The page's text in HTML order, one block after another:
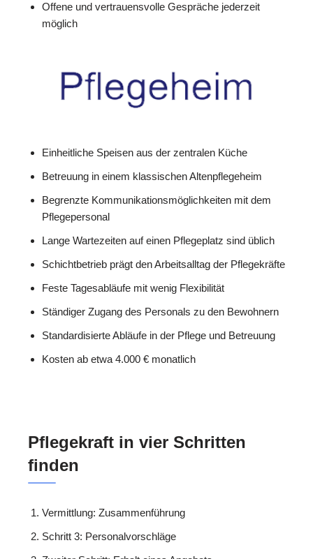
Offene und vertrauensvolle Gespräche jederzeit
möglich
Einheitliche Speisen aus der zentralen Küche
Betreuung in einem klassischen Altenpflegeheim
Begrenzte Kommunikationsmöglichkeiten mit dem
Pflegepersonal
Lange Wartezeiten auf einen Pflegeplatz sind üblich
Schichtbetrieb prägt den Arbeitsalltag der Pflegekräfte
Feste Tagesabläufe mit wenig Flexibilität
Ständiger Zugang des Personals zu den Bewohnern
Standardisierte Abläufe in der Pflege und Betreuung
Kosten ab etwa 4.000 € monatlich
Pflegekraft in vier Schritten
finden
Vermittlung: Zusammenführung
Schritt 3: Personalvorschläge